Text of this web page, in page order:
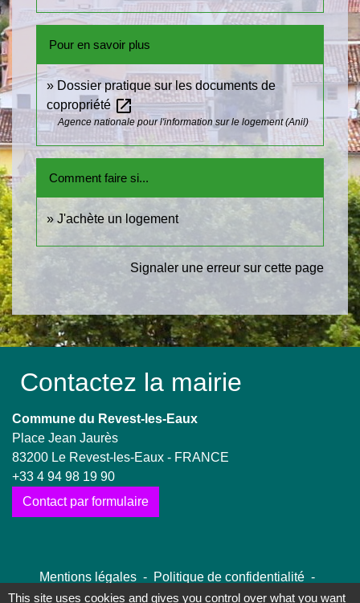
Pour en savoir plus
Dossier pratique sur les documents de
copropriété open_in_new
Agence nationale pour l'information sur le logement (Anil)
Comment faire si...
J'achète un logement
Signaler une erreur sur cette page
Contactez la mairie
Commune du Revest-les-Eaux
Place Jean Jaurès
83200 Le Revest-les-Eaux - FRANCE
+33 4 94 98 19 90
Contact par formulaire
Mentions légales - Politique de confidentialité -
Accessibilité - Plan du site - Gestion des cookies
This site uses cookies and gives you control over what you want